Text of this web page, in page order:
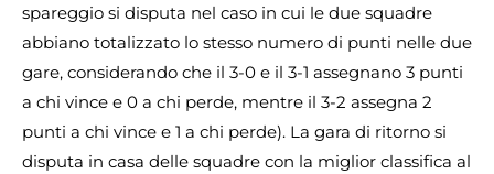
spareggio si disputa nel caso in cui le due squadre
abbiano totalizzato lo stesso numero di punti nelle due
gare, considerando che il 3-0 e il 3-1 assegnano 3 punti
a chi vince e 0 a chi perde, mentre il 3-2 assegna 2
punti a chi vince e 1 a chi perde). La gara di ritorno si
disputa in casa delle squadre con la miglior classifica al